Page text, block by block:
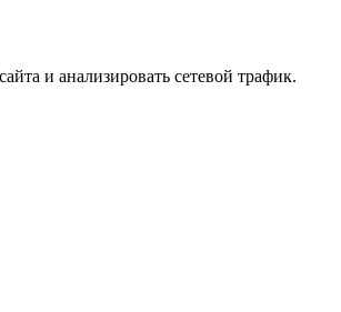
и анализировать сетевой трафик.